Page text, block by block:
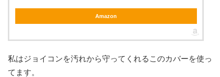
Amazon
私はジョイコンを汚れから守ってくれるこのカバーを使っ
てます。